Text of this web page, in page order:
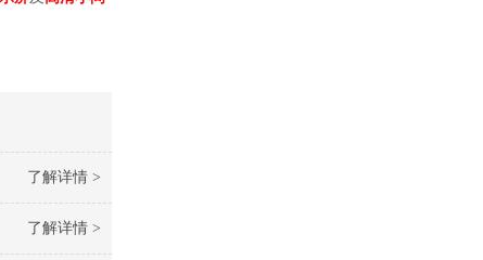
了解详情 >
了解详情 >